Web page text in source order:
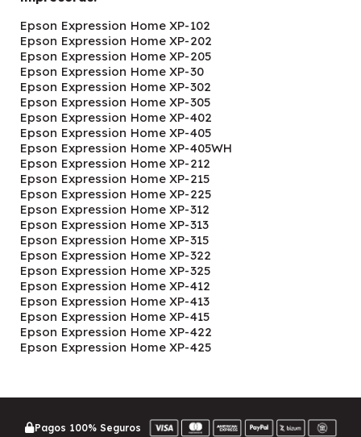
Epson Expression Home XP-102
Epson Expression Home XP-202
Epson Expression Home XP-205
Epson Expression Home XP-30
Epson Expression Home XP-302
Epson Expression Home XP-305
Epson Expression Home XP-402
Epson Expression Home XP-405
Epson Expression Home XP-405WH
Epson Expression Home XP-212
Epson Expression Home XP-215
Epson Expression Home XP-225
Epson Expression Home XP-312
Epson Expression Home XP-313
Epson Expression Home XP-315
Epson Expression Home XP-322
Epson Expression Home XP-325
Epson Expression Home XP-412
Epson Expression Home XP-413
Epson Expression Home XP-415
Epson Expression Home XP-422
Epson Expression Home XP-425
Pagos 100% Seguros